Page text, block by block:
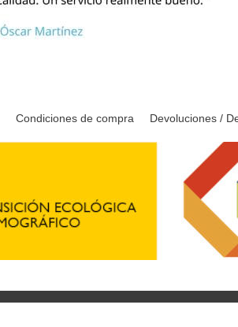
Condiciones de compra Devoluciones /